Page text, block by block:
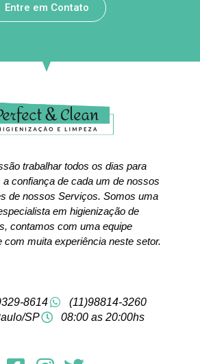
Entre em Contato
trabalhar todos os dias para
confiança de cada um de nossos
de nossos Serviços. Somos uma
em higienização de
contamos com uma equipe
com muita experiência neste setor.
8614
(11)98814-3260
SP
08:00 as 20:00hs